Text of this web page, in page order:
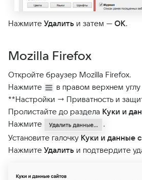
Нажмите Удалить и затем — OK.
Mozilla Firefox
Откройте браузер Mozilla Firefox.
Нажмите
в правом верхнем
**Настройки → Приватность и
Пролистайте до раздела Куки и
Нажмите
.
Установите галочку Куки и данные
Нажмите Удалить и подтвердите